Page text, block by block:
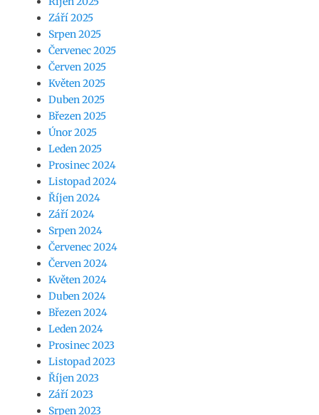
Září 2025
Srpen 2025
Červenec 2025
Červen 2025
Květen 2025
Duben 2025
Březen 2025
Únor 2025
Leden 2025
Prosinec 2024
Listopad 2024
Říjen 2024
Září 2024
Srpen 2024
Červenec 2024
Červen 2024
Květen 2024
Duben 2024
Březen 2024
Leden 2024
Prosinec 2023
Listopad 2023
Říjen 2023
Září 2023
Srpen 2023